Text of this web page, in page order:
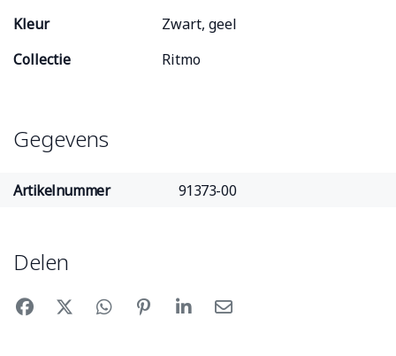
Kleur
Zwart, geel
Collectie
Ritmo
Gegevens
Artikelnummer 91373-00
Delen